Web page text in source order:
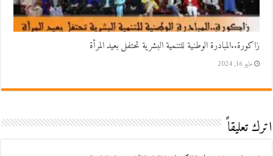
زاكورة..المبادرة الوطنية للتنمية البشرية تحتفل بعيد المرأة
مايو 16, 2024
اترك تعليقاً